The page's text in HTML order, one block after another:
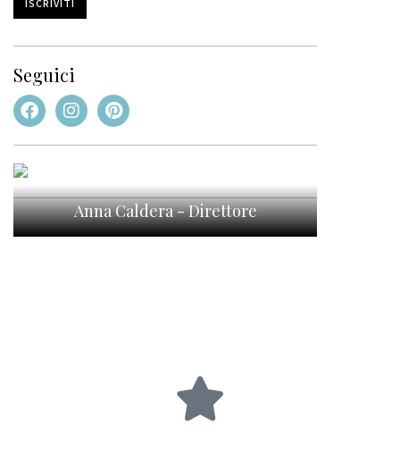
Seguici
Anna Caldera - Direttore